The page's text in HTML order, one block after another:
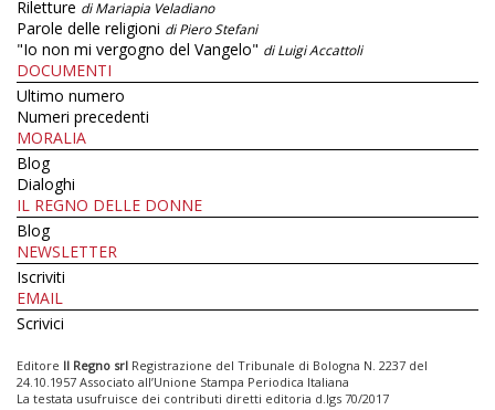
Riletture di Mariapia Veladiano
Parole delle religioni di Piero Stefani
"Io non mi vergogno del Vangelo" di Luigi Accattoli
DOCUMENTI
Ultimo numero
Numeri precedenti
MORALIA
Blog
Dialoghi
IL REGNO DELLE DONNE
Blog
NEWSLETTER
Iscriviti
EMAIL
Scrivici
Editore Il Regno srl Registrazione del Tribunale di Bologna N. 2237 del
24.10.1957 Associato all’Unione Stampa Periodica Italiana
La testata usufruisce dei contributi diretti editoria d.lgs 70/2017